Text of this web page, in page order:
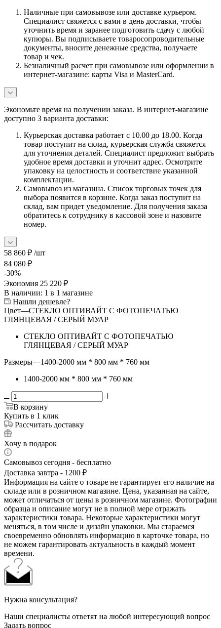
Наличные при самовывозе или доставке курьером.
Специалист свяжется с вами в день доставки, чтобы
уточнить время и заранее подготовить сдачу с любой
купюры. Вы подписываете товаросопроводительные
документы, вносите денежные средства, получаете
товар и чек.
Безналичный расчет при самовывозе или оформлении в
интернет-магазине: карты Visa и MasterCard.
Экономьте время на получении заказа. В интернет-магазине
доступно 3 варианта доставки:
Курьерская доставка работает с 10.00 до 18.00. Когда
товар поступит на склад, курьерская служба свяжется
для уточнения деталей. Специалист предложит выбрать
удобное время доставки и уточнит адрес. Осмотрите
упаковку на целостность и соответствие указанной
комплектации.
Самовывоз из магазина. Список торговых точек для
выбора появится в корзине. Когда заказ поступит на
склад, вам придет уведомление. Для получения заказа
обратитесь к сотруднику в кассовой зоне и назовите
номер.
58 860 ₽ /шт
84 080 ₽
-30%
Экономия 25 220 ₽
В наличии: 1 в 1 магазине
Нашли дешевле?
Цвет—СТЕКЛО ОПТИВАЙТ С ФОТОПЕЧАТЬЮ
ГЛЯНЦЕВАЯ / СЕРЫЙ МУАР
СТЕКЛО ОПТИВАЙТ С ФОТОПЕЧАТЬЮ
ГЛЯНЦЕВАЯ / СЕРЫЙ МУАР
Размеры—1400-2000 мм * 800 мм * 760 мм
1400-2000 мм * 800 мм * 760 мм
В корзину
Купить в 1 клик
Рассчитать доставку
Хочу в подарок
Самовывоз сегодня - бесплатно
Доставка завтра - 1200 ₽
Информация на сайте о товаре не гарантирует его наличие на
складе или в розничном магазине. Цена, указанная на сайте,
может отличаться от цены в розничном магазине. Фотографии
образца и описание могут не в полной мере отражать
характеристики товара. Некоторые характеристики могут
меняться, в том числе и дизайн упаковки. Мы стараемся
своевременно обновлять информацию в карточке товара, но
не можем гарантировать актуальность в каждый момент
времени.
Нужна консультация?
Наши специалисты ответят на любой интересующий вопрос
Задать вопрос